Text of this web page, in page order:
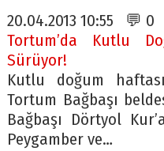
20.04.2013 10:55 💬
Tortum’da Kutlu
Sürüyor!
Kutlu doğum
Tortum Bağbaşı
Bağbaşı Dörtyol
Peygamber ve…